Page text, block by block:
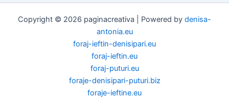
Copyright © 2026 paginacreativa | Powered by denisa-
antonia.eu
foraj-ieftin-denisipari.eu
foraj-ieftin.eu
foraj-puturi.eu
foraje-denisipari-puturi.biz
foraje-ieftine.eu